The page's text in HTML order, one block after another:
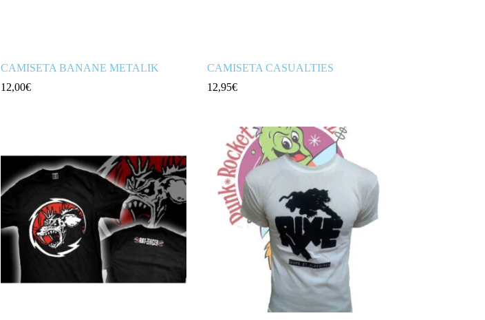
CAMISETA BANANE METALIK
12,00€
CAMISETA CASUALTIES
12,95€